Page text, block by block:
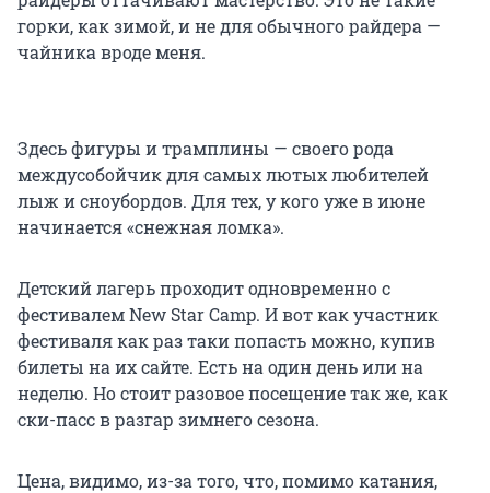
горки, как зимой, и не для обычного райдера —
чайника вроде меня.
Здесь фигуры и трамплины — своего рода
междусобойчик для самых лютых любителей
лыж и сноубордов. Для тех, у кого уже в июне
начинается «снежная ломка».
Детский лагерь проходит одновременно с
фестивалем New Star Camp. И вот как участник
фестиваля как раз таки попасть можно, купив
билеты на их сайте. Есть на один день или на
неделю. Но стоит разовое посещение так же, как
ски-пасс в разгар зимнего сезона.
Цена, видимо, из-за того, что, помимо катания,